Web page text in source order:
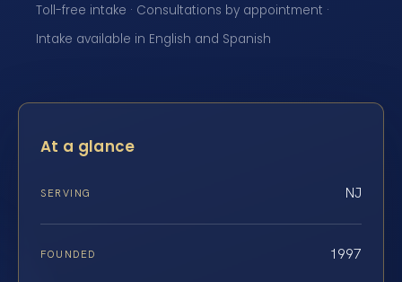
Toll-free intake · Consultations by appointment ·
Intake available in English and Spanish
At a glance
SERVING NJ
FOUNDED 1997